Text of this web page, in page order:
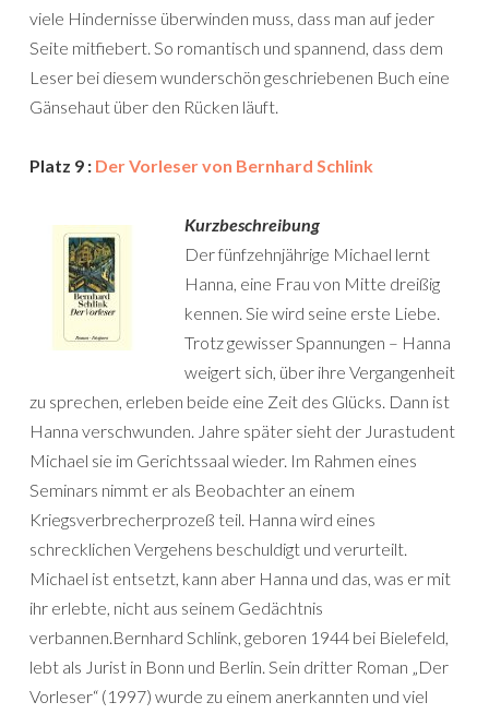
viele Hindernisse überwinden muss, dass man auf jeder
Seite mitfiebert. So romantisch und spannend, dass dem
Leser bei diesem wunderschön geschriebenen Buch eine
Gänsehaut über den Rücken läuft.
Platz 9 : Der Vorleser von Bernhard Schlink
Kurzbeschreibung
Der fünfzehnjährige Michael lernt
Hanna, eine Frau von Mitte dreißig
kennen. Sie wird seine erste Liebe.
Trotz gewisser Spannungen – Hanna
weigert sich, über ihre Vergangenheit
zu sprechen, erleben beide eine Zeit des Glücks. Dann ist
Hanna verschwunden. Jahre später sieht der Jurastudent
Michael sie im Gerichtssaal wieder. Im Rahmen eines
Seminars nimmt er als Beobachter an einem
Kriegsverbrecherprozeß teil. Hanna wird eines
schrecklichen Vergehens beschuldigt und verurteilt.
Michael ist entsetzt, kann aber Hanna und das, was er mit
ihr erlebte, nicht aus seinem Gedächtnis
verbannen.Bernhard Schlink, geboren 1944 bei Bielefeld,
lebt als Jurist in Bonn und Berlin. Sein dritter Roman „Der
Vorleser“ (1997) wurde zu einem anerkannten und viel